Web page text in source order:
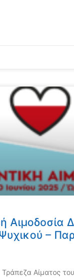
Αιμοδοσία
–
Τράπεζα Αίματος